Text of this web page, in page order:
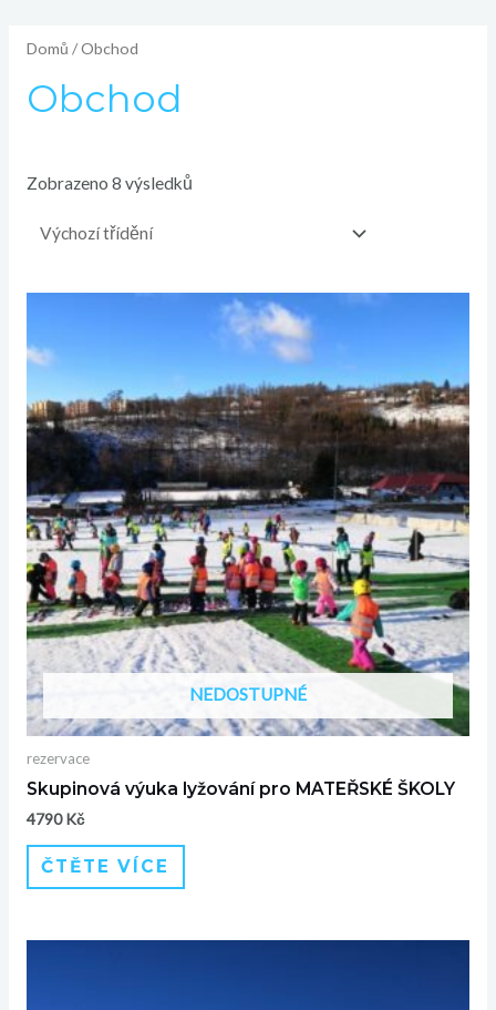
Domů / Obchod
Obchod
Zobrazeno 8 výsledků
NEDOSTUPNÉ
rezervace
Skupinová výuka lyžování pro MATEŘSKÉ ŠKOLY
4790Kč
ČTĚTE VÍCE